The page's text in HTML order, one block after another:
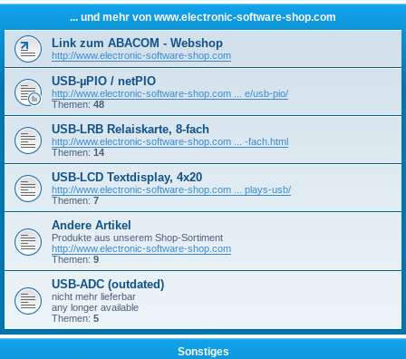
... und mehr von www.electronic-software-shop.com
Link zum ABACOM - Webshop
http://www.electronic-software-shop.com
USB-µPIO / netPIO
http://www.electronic-software-shop.com ... e/usb-pio/
Themen: 48
USB-LRB Relaiskarte, 8-fach
http://www.electronic-software-shop.com ... -fach.html
Themen: 14
USB-LCD Textdisplay, 4x20
http://www.electronic-software-shop.com ... plays-usb/
Themen: 7
Andere Artikel
Produkte aus unserem Shop-Sortiment
http://www.electronic-software-shop.com
Themen: 9
USB-ADC (outdated)
nicht mehr lieferbar
any longer available
Themen: 5
Sonstiges